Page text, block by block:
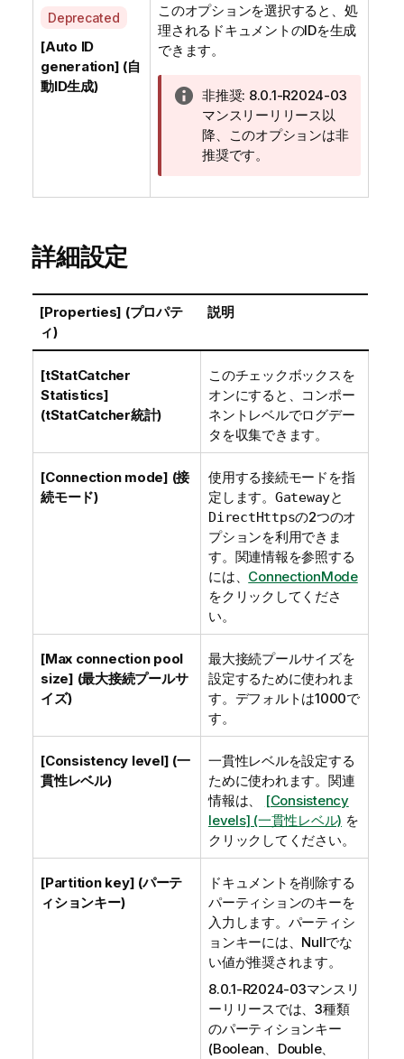
A
v
a
i
l
i
-
o
t
e
Deprecated
[Auto ID
generation] (自
動ID生成)
このオプションを選択すると、処
理されるドキュメントのIDを生成
できます。
情
報
メ
モ
非推奨: 8.0.1-R2024-03
マンスリーリリース以
降、このオプションは非
推奨です。
詳細設定
[Properties] (プロパテ
ィ)
説明
[tStatCatcher
Statistics]
(tStatCatcher統計)
このチェックボックスを
オンにすると、コンポー
ネントレベルでログデー
タを収集できます。
[Connection mode] (接
続モード)
使用する接続モードを指
定します。 Gatewayと
DirectHttpsの2つのオ
プションを利用できま
す。関連情報を参照する
には、 ConnectionMode
をクリックしてくださ
い。
[Max connection pool
size] (最大接続プールサ
イズ)
最大接続プールサイズを
設定するために使われま
す。デフォルトは1000で
す。
[Consistency level] (一
貫性レベル)
一貫性レベルを設定する
ために使われます。関連
情報は、
[Consistency
levels] (一貫性レベル) を
クリックしてください。
[Partition key] (パーテ
ィションキー)
ドキュメントを削除する
パーティションのキーを
入力します。パーティシ
ョンキーには、Nullでな
い値が推奨されます。
8.0.1-R2024-03マンスリ
ーリリースでは、3種類
のパーティションキー
(Boolean、Double、